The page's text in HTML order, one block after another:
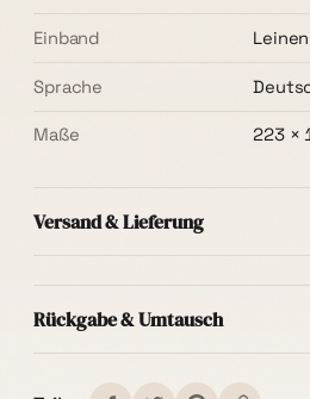
Einband Leinen
Sprache
Maße 223 ×
Versand & Lieferung
Regel
Für Lieferungen ins Ausland
Rückgabe & Umtausch